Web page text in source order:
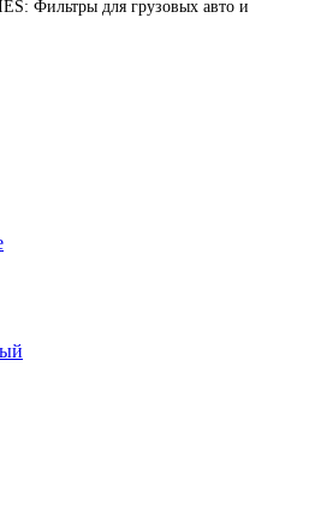
Фильтры для грузовых авто и